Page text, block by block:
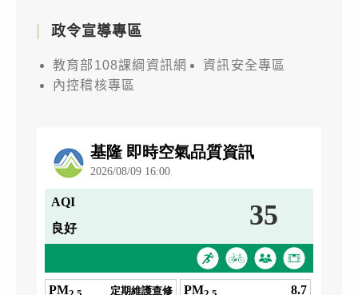
政令宣導專區
教育部108課綱資訊網
資訊安全專區
內控稽核專區